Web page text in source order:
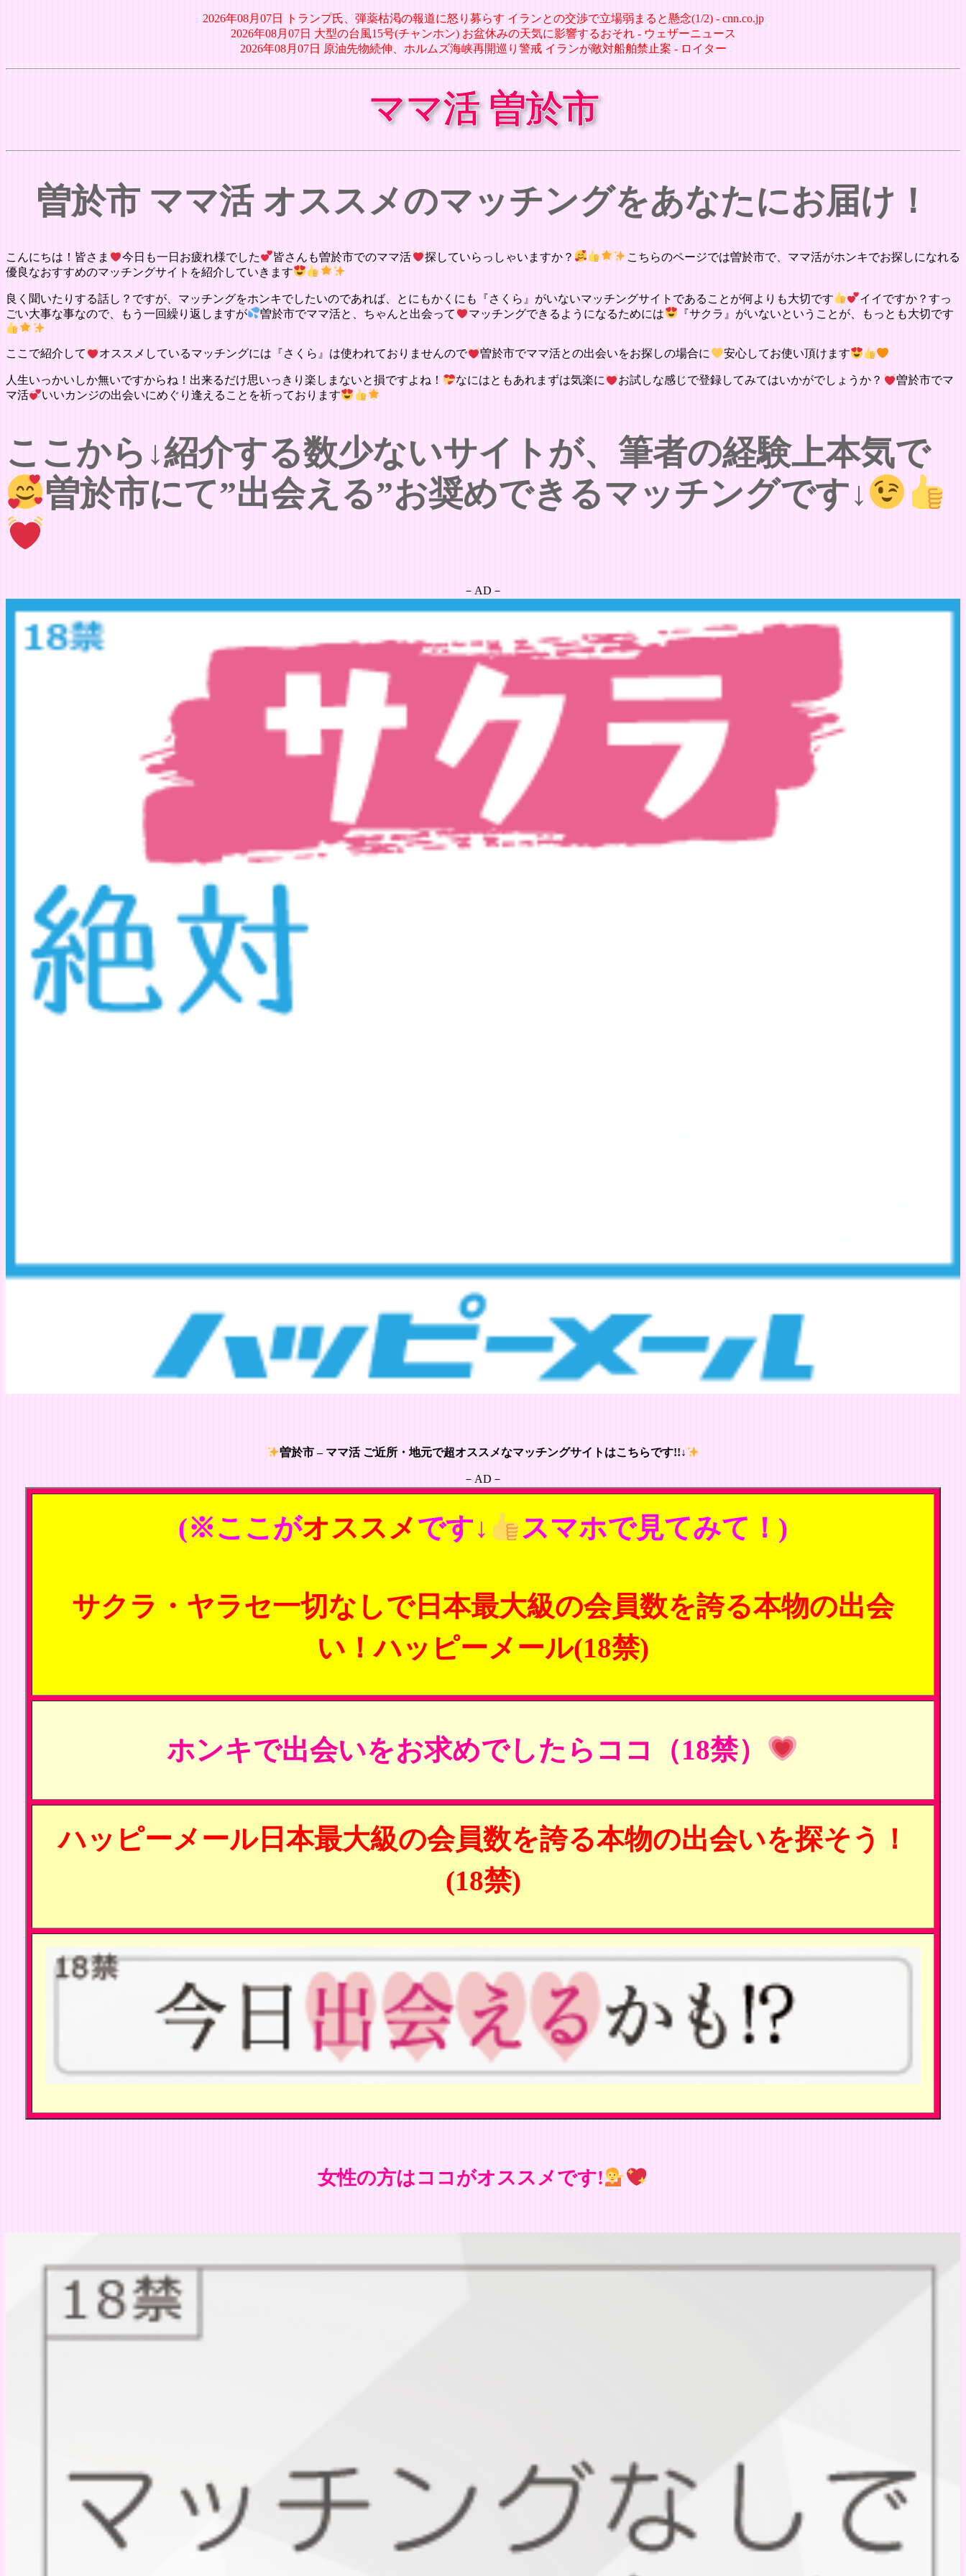
2026年08月07日 トランプ氏、弾薬枯渇の報道に怒り募らす イランとの交渉で立場弱まると懸念(1/2) - cnn.co.jp
2026年08月07日 大型の台風15号(チャンホン) お盆休みの天気に影響するおそれ - ウェザーニュース
2026年08月07日 原油先物続伸、ホルムズ海峡再開巡り警戒 イランが敵対船舶禁止案 - ロイター
ママ活 曽於市
曽於市 ママ活 オススメのマッチングをあなたにお届け！
こんにちは！皆さま 今日も一日お疲れ様でした 皆さんも曽於市でのママ活 探していらっしゃいますか？
こちらのページでは曽於市で、ママ活がホンキでお探しになれる
優良なおすすめのマッチングサイトを紹介していきます
良く聞いたりする話し？ですが、マッチングをホンキでしたいのであれば、とにもかくにも『さくら』がいないマッチングサイトであることが何よりも大切です
イイですか？すっ
ごい大事な事なので、もう一回繰り返しますが
曽於市でママ活と、ちゃんと出会って マッチングできるようになるためには 『サクラ』がいないということが、もっとも大切です
ここで紹介して オススメしているマッチングには『さくら』は使われておりませんので 曽於市でママ活との出会いをお探しの場合に 安心してお使い頂けます
人生いっかいしか無いですからね！出来るだけ思いっきり楽しまないと損ですよね！ なにはともあれまずは気楽に お試しな感じで登録してみてはいかがでしょうか？
曽於市でマ
マ活
いいカンジの出会いにめぐり逢えることを祈っております
ここから↓紹介する数少ないサイトが、筆者の経験上本気で
曽於市にて”出会える”お奨めできるマッチングです↓
－AD－
曽於市 – ママ活 ご近所・地元で超オススメなマッチングサイトはこちらです!!↓
－AD－
(※ここがオススメです↓ スマホで見てみて！)
サクラ・ヤラセ一切なしで日本最大級の会員数を誇る本物の出会
い！ハッピーメール(18禁)
ホンキで出会いをお求めでしたらココ（18禁）
ハッピーメール日本最大級の会員数を誇る本物の出会いを探そう！
(18禁)
女性の方はココがオススメです!